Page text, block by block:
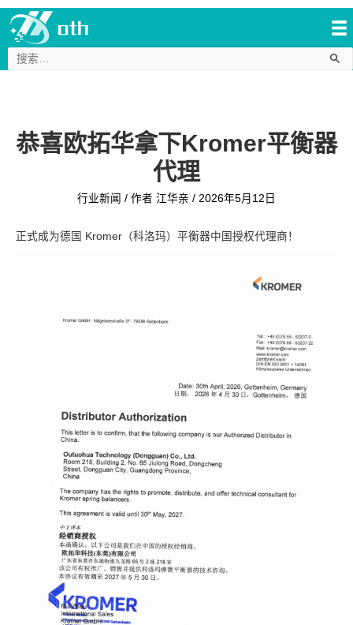
搜
索：
恭喜欧拓华拿下Kromer平衡器
代理
行业新闻 / 作者 江华亲 / 2026年5月12日
正式成为德国 Kromer（科洛玛）平衡器中国授权代理商！